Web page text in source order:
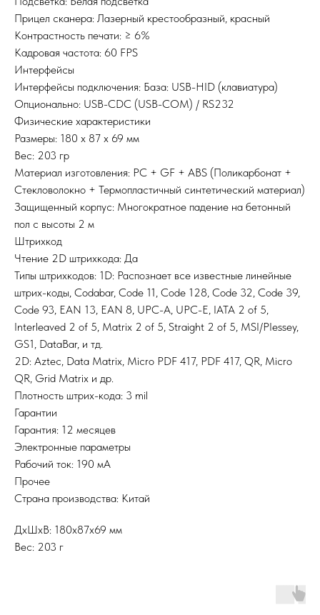
Прицел сканера: Лазерный крестообразный, красный
Контрастность печати: ≥ 6%
Кадровая частота: 60 FPS
Интерфейсы
Интерфейсы подключения: База: USB-HID (клавиатура)
Опционально: USB-CDC (USB-COM) / RS232
Физические характеристики
Размеры: 180 х 87 х 69 мм
Вес: 203 гр
Материал изготовления: PC + GF + ABS (Поликарбонат +
Стекловолокно + Термопластичный синтетический материал)
Защищенный корпус: Многократное падение на бетонный
пол с высоты 2 м
Штрихкод
Чтение 2D штрихкода: Да
Типы штрихкодов: 1D: Распознает все известные линейные
штрих-коды, Codabar, Code 11, Code 128, Code 32, Code 39,
Code 93, EAN 13, EAN 8, UPC-A, UPC-E, IATA 2 of 5,
Interleaved 2 of 5, Matrix 2 of 5, Straight 2 of 5, MSI/PIessey,
GS1, DataBar, и тд.
2D: Aztec, Data Matrix, Micro PDF 417, PDF 417, QR, Micro
QR, Grid Matrix и др.
Плотность штрих-кода: 3 mil
Гарантии
Гарантия: 12 месяцев
Электронные параметры
Рабочий ток: 190 мА
Прочее
Страна производства: Китай
ДxШxВ: 180x87x69 мм
Вес: 203 г